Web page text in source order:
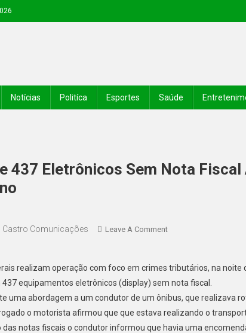
Notícias Politíca Esportes Saúde
437 Eletrônicos Sem Nota Fiscal
Castro Comunicações Leave A Comment
realizam operação com foco em crimes tributários, na
equipamentos eletrônicos (display) sem nota fiscal.
uma abordagem a um condutor de um ônibus, que realizava
o motorista afirmou que que estava realizando o
das notas fiscais o condutor informou que havia uma